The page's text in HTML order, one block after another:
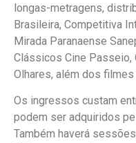
longas-metragens,
Brasileira, Competitiva
Mirada Paranaense
Clássicos Cine Passeio,
Olhares, além dos
Os ingressos custam
podem ser adquiridos
Também haverá